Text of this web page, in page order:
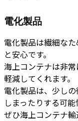
電化製品
電化製品は繊細な
と安心です。
海上コンテナは非
軽減してくれます。
電化製品は、少し
しまったりする可能
ぜひ海上コンテナ輸